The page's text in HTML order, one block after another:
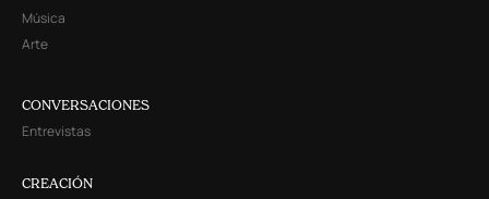
Música
Arte
CONVERSACIONES
Entrevistas
CREACIÓN